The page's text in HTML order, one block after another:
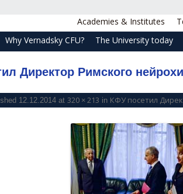
Academies & Institutes
Why Vernadsky CFU?
The University today
Директор Римского
12.12.2014 at 320 × 213 in КФУ посетил